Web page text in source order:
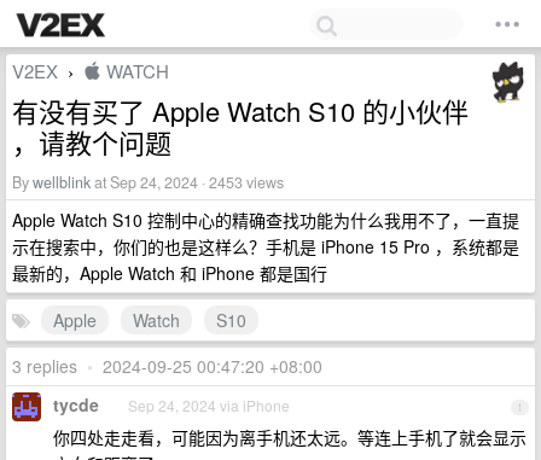
V2EX ›  WATCH
有没有买了 Apple Watch S10 的小伙伴
，请教个问题
Bywellblinkat Sep 24, 2024 · 2453 views
Apple Watch S10 控制中心的精确查找功能为什么我用不了，一直提
示在搜索中，你们的也是这样么？手机是 iPhone 15 Pro ，系统都是
最新的，Apple Watch 和 iPhone 都是国行
Apple
Watch
S10
3 replies • 2024-09-25 00:47:20 +08:00
1
tycde Sep 24, 2024 via iPhone
你四处走走看，可能因为离手机还太远。等连上手机了就会显示